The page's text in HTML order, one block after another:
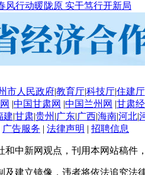
风行动暖陇原 实干笃行开新局
市人民政府|教育厅|科技厅|住建厅
|中国甘肃网 |中国兰州网 |甘肃
建|甘肃|贵州 |广东|广西|海南|河北|
广告服务 | 法律声明 | 招聘信息
中新网观点，刊用本网站稿件
建立镜像，违者将依法追究法律